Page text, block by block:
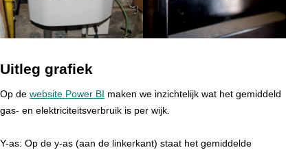
Uitleg grafiek
Op de website Power BI maken we inzichtelijk wat het gemiddeld
gas- en elektriciteitsverbruik is per wijk.
Y-as: Op de y-as (aan de linkerkant) staat het gemiddelde